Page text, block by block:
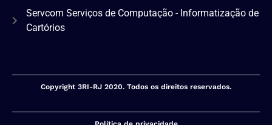
Servcom Serviços de Computação - Informatização de
Cartórios
Copyright 3RI-RJ 2020. Todos os direitos reservados.